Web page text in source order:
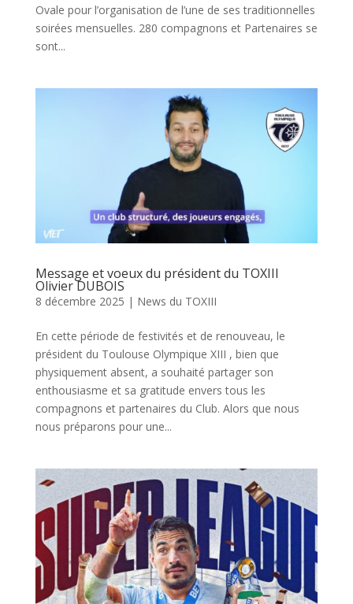
Ovale pour l’organisation de l’une de ses traditionnelles
soirées mensuelles. 280 compagnons et Partenaires se
sont...
Message et voeux du président du TOXIII
Olivier DUBOIS
8 décembre 2025 | News du TOXIII
En cette période de festivités et de renouveau, le
président du Toulouse Olympique XIII , bien que
physiquement absent, a souhaité partager son
enthousiasme et sa gratitude envers tous les
compagnons et partenaires du Club. Alors que nous
nous préparons pour une...